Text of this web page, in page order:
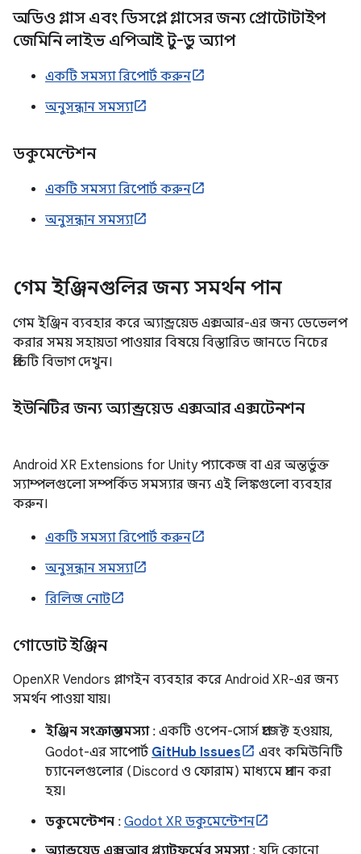
অডিও গ্লাস এবং ডিসপ্লে গ্লাসের জন্য প্রোটোটাইপ
জেমিনি লাইভ এপিআই টু-ডু অ্যাপ
একটি সমস্যা রিপোর্ট করুন
অনুসন্ধান সমস্যা
ডকুমেন্টেশন
একটি সমস্যা রিপোর্ট করুন
অনুসন্ধান সমস্যা
গেম ইঞ্জিনগুলির জন্য সমর্থন পান
গেম ইঞ্জিন ব্যবহার করে অ্যান্ড্রয়েড এক্সআর-এর জন্য ডেভেলপ
করার সময় সহায়তা পাওয়ার বিষয়ে বিস্তারিত জানতে নিচের
প্রতিটি বিভাগ দেখুন।
ইউনিটির জন্য অ্যান্ড্রয়েড এক্সআর এক্সটেনশন
Android XR Extensions for Unity প্যাকেজ বা এর অন্তর্ভুক্ত
স্যাম্পলগুলো সম্পর্কিত সমস্যার জন্য এই লিঙ্কগুলো ব্যবহার
করুন।
একটি সমস্যা রিপোর্ট করুন
অনুসন্ধান সমস্যা
রিলিজ নোট
গোডোট ইঞ্জিন
OpenXR Vendors প্লাগইন ব্যবহার করে Android XR-এর জন্য
সমর্থন পাওয়া যায়।
ইঞ্জিন সংক্রান্ত সমস্যা: একটি ওপেন-সোর্স প্রজেক্ট হওয়ায়,
Godot-এর সাপোর্ট GitHub Issues
এবং কমিউনিটি
চ্যানেলগুলোর (Discord ও ফোরাম) মাধ্যমে প্রদান করা
হয়।
ডকুমেন্টেশন : Godot XR ডকুমেন্টেশন
অ্যান্ড্রয়েড এক্সআর প্ল্যাটফর্মের সমস্যা: যদি কোনো